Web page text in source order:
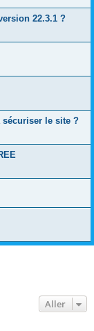
22.3.1 ?
sécuriser le site ?
Aller